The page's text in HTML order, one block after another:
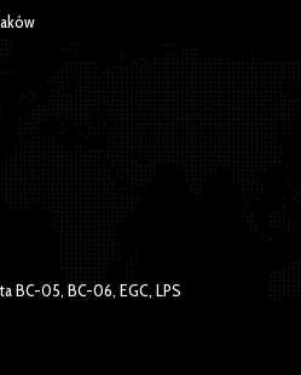
BC-05, BC-06, EGC, LPS